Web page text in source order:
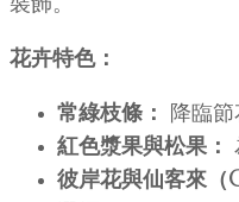
裝飾。
花卉特色：
常綠枝條：
降臨
紅色漿果與松果：
彼岸花與仙客來（